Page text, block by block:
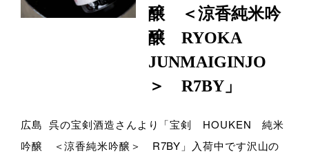
醸 ＜涼香純米吟
醸 RYOKA
JUNMAIGINJO
＞ R7BY」
広島 呉の宝剣酒造さんより「宝剣 HOUKEN 純米
吟醸 ＜涼香純米吟醸＞ R7BY」入荷中です沢山の